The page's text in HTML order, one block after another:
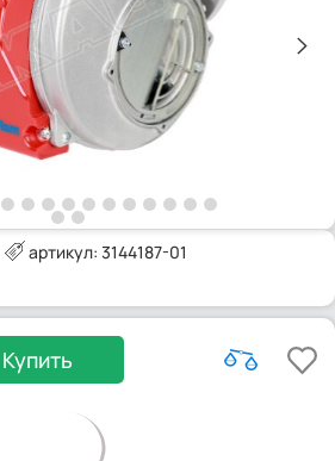
артикул: 3144187-01
Купить